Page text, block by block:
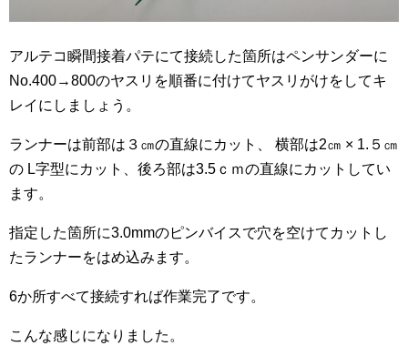
アルテコ瞬間接着パテにて接続した箇所はペンサンダーに
No.400→800のヤスリを順番に付けてヤスリがけをしてキ
レイにしましょう。
ランナーは前部は３㎝の直線にカット、 横部は2㎝ × 1.５㎝
の L字型にカット、後ろ部は3.5ｃｍの直線にカットしてい
ます。
指定した箇所に3.0mmのピンバイスで穴を空けてカットし
たランナーをはめ込みます。
6か所すべて接続すれば作業完了です。
こんな感じになりました。